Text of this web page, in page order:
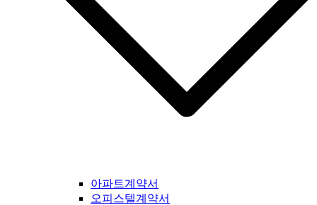
아파트계약서
오피스텔계약서